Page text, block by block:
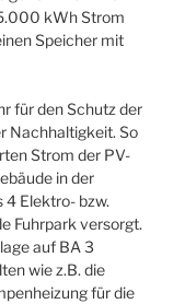
kWh Strom
Speicher mit
für den Schutz der
Nachhaltigkeit. So
Strom der PV-
in der
Elektro- bzw.
Fuhrpark versorgt.
auf BA 3
wie z.B. die
für die